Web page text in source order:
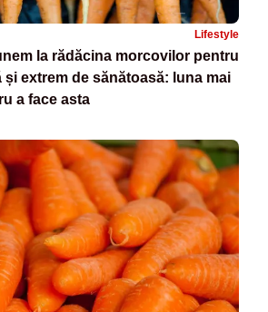
Lifestyle
la rădăcina morcovilor pentru
extrem de sănătoasă: luna mai
a face asta